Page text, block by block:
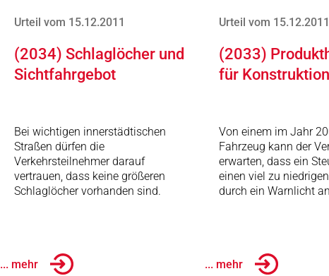
Urteil vom 15.12.2011
(2034) Schlaglöcher und
Sichtfahrgebot
Bei wichtigen innerstädtischen
Straßen dürfen die
Verkehrsteilnehmer darauf
vertrauen, dass keine größeren
Schlaglöcher vorhanden sind.
... mehr
Urteil vom 15.12.2011
(2033)
für
Von einem im Jahr
Fahrzeug kann der
erwarten, dass ein
einen viel zu
durch ein Warnlicht
... mehr